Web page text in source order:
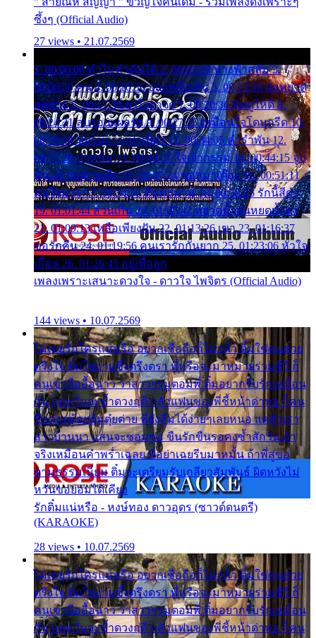
ซึ้งๆ (Official Audio)
27 views • 21.07.2569
1. 00:00:00 ทำไมทำฉันได้ 2. 00:03:20 นางฟ้าสลัม 3.
00:06:50 คน 4. 00:10:36 บุญเหลือเกิน 5. 00:13:58 ฝนหยาด
สุดท้าย 6. 00:17:30 ยาใจยาจก 7. 00:20:30 คิดดูให้ดี 8.
00:24:21 ลบรอยแผลรัก 9. 00:27:35 เหมือนใจโดนกรีด 10.
00:30:54 ขบวนการเปาเปียว 11. 00:34:05 คำรำพัน 12.
00:37:20 ปาหนัน 13. 00:40:37 ใจเจ้ากรรม 14. 00:44:15 จูบ
ฉันแล้วจงตายเสีย 15. 00:47:24 ขอสูมาเต๊อะ 16. 00:51:11
คนใจมาร 17. 00:54:50 คืนทรมาน 18. 00:58:25 รักนี้สีดำ
19. 01:01:44 ส่วนเกิน 20. 01:05:42 หยาดน้ำฝนหยดน้ำตา
21. 01:09:13 เหลือเพียงฝัน 22. 01:13:26 เขา 23. 01:16:37
ขอรักคืน 24. 01:19:56 คนเรารักกันยาก 25. 01:23:06 หัวใจ
เถื่อน 26. 01:26:45 อยู่เพื่อลูก
เพลงเพราะเสนาะดวงใจ - ดาวใจ ไพจิตร (Official Audio)
144 views • 10.07.2569
ไม่เคยรักใครแน่หรือ อยากเชื่อถือก็ไม่กล้า ติ๋มใช่คนสวย
ตรึงใจ ติ๋มใช่งามซึ้งตรึงตรา พี่หรือจะมาหมายร่วมชีวี ก็
คนเขาลืออื้อฉาว ว่าสาวๆรุมตอมพี่ ติ๋มอยากรับรักเหมือน
กัน แต่หวั่นจะช้ำดวงฤดี กลัวแฟนของพี่ชี้หน้าด่าทอ ก็คน
ชื่อต๋อยต้อยตุ้มตุ๋ยต่าย พี่ยังลืมได้ง่ายๆเลยหนอ แค่ตัวเรา
สาวบ้านนา แสนจะซอมซ่อ ขืนรักขืนรอคงช้ำสักวัน ถ้า
จริงเหมือนคำพร่ำเฉลย พี่อย่าเฉยรีบมาหมั้น ถ้าพี่สู่ขอ
ตามธรรมเนียม ติ๋มจะเตรียมรับเกลียวสัมพันธ์ ผิดหวังไม่
หวั่นขอยอมได้เคียง
รักติ๋มแน่หรือ - หงษ์ทอง ดาวอุดร (ซาวด์ดนตรี)
(KARAOKE)
28 views • 10.07.2569
ไม่เคยรักใครแน่หรือ อยากเชื่อถือก็ไม่กล้า ติ๋มใช่คนสวย
ตรึงใจ ติ๋มใช่งามซึ้งตรึงตรา พี่หรือจะมาหมายร่วมชีวี ก็
คนเขาลืออื้อฉาว ว่าสาวๆรุมตอมพี่ ติ๋มอยากรับรักเหมือน
กัน แต่หวั่นจะช้ำดวงฤดี กลัวแฟนของพี่ชี้หน้าด่าทอ ก็คน